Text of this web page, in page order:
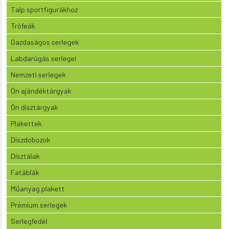
Talp sportfigurákhoz
Trófeák
Gazdaságos serlegek
Labdarúgás serlegei
Nemzeti serlegek
Ón ajándéktárgyak
Ón dísztárgyak
Plakettek
Díszdobozok
Dísztálak
Fatáblák
Műanyag plakett
Prémium serlegek
Serlegfedél